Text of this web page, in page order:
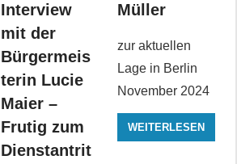
Interview
mit der
Bürgermeis
terin Lucie
Maier –
Frutig zum
Dienstantrit
Müller
zur aktuellen
Lage in Berlin
November 2024
WEITERLESEN